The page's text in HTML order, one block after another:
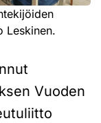
Leskinen.
Vuoden